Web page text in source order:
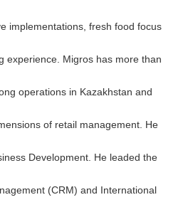
implementations, fresh food focus
experience. Migros has more than
operations in Kazakhstan and
of retail management. He
Development. He leaded the
(CRM) and International